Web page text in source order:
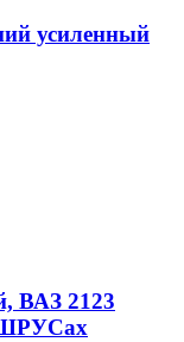
усиленный
ВАЗ 2123
ШРУСах